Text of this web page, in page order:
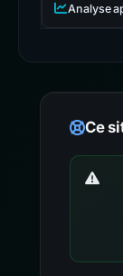
Analyse
Ce